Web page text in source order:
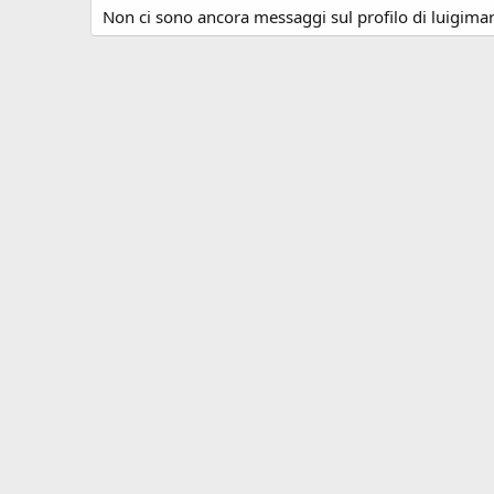
Non ci sono ancora messaggi sul profilo di